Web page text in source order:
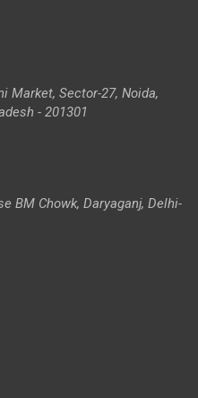
Market, Sector-27, Noida,
- 201301
BM Chowk, Daryaganj, Delhi-